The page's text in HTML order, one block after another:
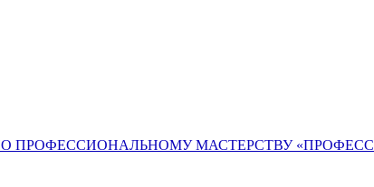
ПРОФЕССИОНАЛЬНОМУ МАСТЕРСТВУ